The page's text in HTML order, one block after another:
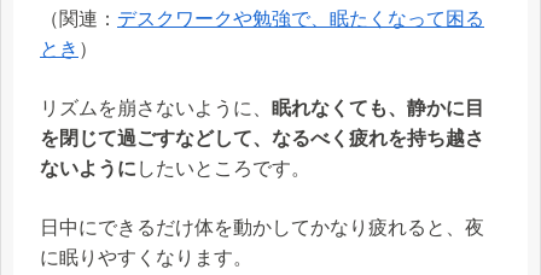
（関連： デスクワークや勉強で、眠たくなって困る
とき ）
リズムを崩さないように、 眠れなくても、静かに目
を閉じて過ごすなどして、なるべく疲れを持ち越さ
ないように したいところです。
日中にできるだけ体を動かしてかなり疲れると、夜
に眠りやすくなります。